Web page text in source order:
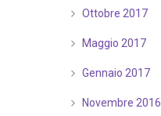
Ottobre 2017
Maggio 2017
Gennaio 2017
Novembre 2016